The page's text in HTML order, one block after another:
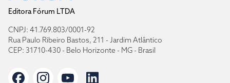
Editora Fórum LTDA
CNPJ: 41.769.803/0001-92
Rua Paulo Ribeiro Bastos, 211 - Jardim Atlântico
CEP: 31710-430 - Belo Horizonte - MG - Brasil